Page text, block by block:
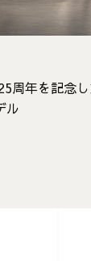
周年を記念
ル